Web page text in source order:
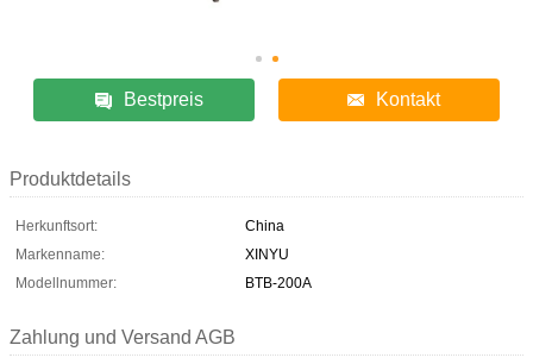
Bestpreis Kontakt
Produktdetails
Herkunftsort:
China
Markenname:
XINYU
Modellnummer:
BTB-200A
Zahlung und Versand AGB